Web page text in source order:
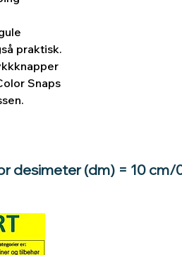
praktisk.
Snaps
desimeter (dm) = 10 cm/